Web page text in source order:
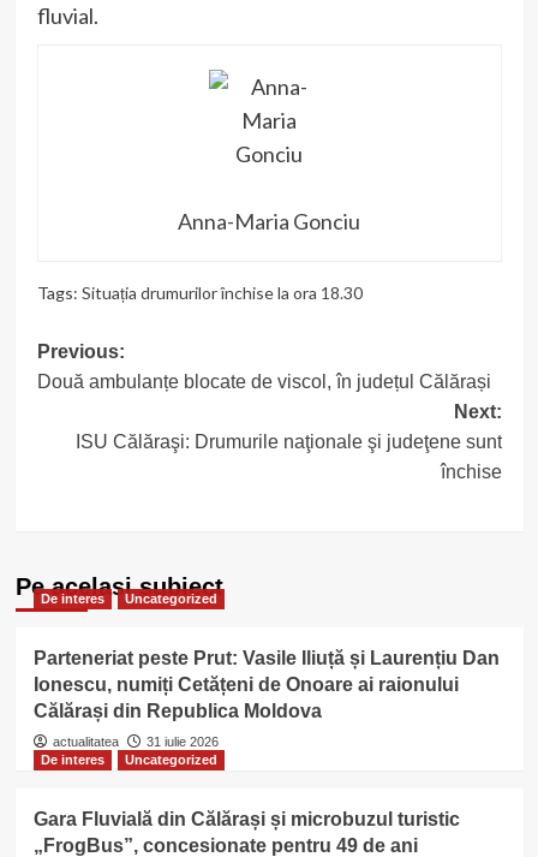
fluvial.
Anna-Maria Gonciu
Tags: Situația drumurilor închise la ora 18.30
Post
navigation
Previous:
Două ambulanțe blocate de viscol, în județul Călărași
Next:
ISU Călăraşi: Drumurile naţionale şi judeţene sunt
închise
Pe acelasi subiect
De interes Uncategorized
Parteneriat peste Prut: Vasile Iliuță și Laurențiu Dan
Ionescu, numiți Cetățeni de Onoare ai raionului
Călărași din Republica Moldova
actualitatea
31 iulie 2026
De interes
Uncategorized
Gara Fluvială din Călărași și microbuzul turistic
„FrogBus”, concesionate pentru 49 de ani